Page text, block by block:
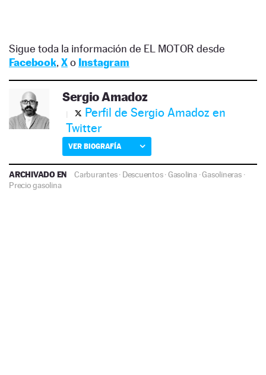
Sigue toda la información de EL MOTOR desde
Facebook, Xo Instagram
Sergio Amadoz
Perfil de Sergio Amadoz en
Twitter
VER BIOGRAFÍA
ARCHIVADO EN Carburantes· Descuentos·Gasolina ·Gasolineras·
Precio gasolina